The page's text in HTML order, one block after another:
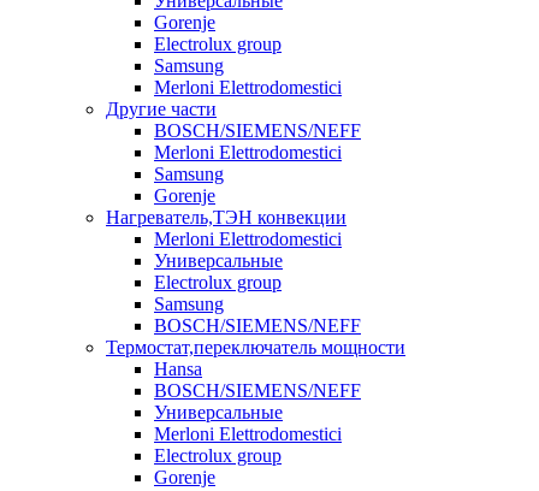
Gorenje
Electrolux group
Samsung
Merloni Elettrodomestici
Другие части
BOSCH/SIEMENS/NEFF
Merloni Elettrodomestici
Samsung
Gorenje
Нагреватель,ТЭН конвекции
Merloni Elettrodomestici
Универсальные
Electrolux group
Samsung
BOSCH/SIEMENS/NEFF
Термостат,переключатель мощности
Hansa
BOSCH/SIEMENS/NEFF
Универсальные
Merloni Elettrodomestici
Electrolux group
Gorenje